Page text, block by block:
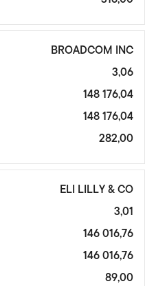
BROADCOM INC
3,06
148 176,04
148 176,04
282,00
ELI LILLY & CO
3,01
146 016,76
146 016,76
89,00